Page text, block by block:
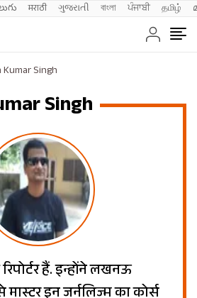
मराठी ગુજરાતી বাংলা ਪੰਜਾਬੀ தமிழ்
Kumar Singh
Singh
हैं. इन्होंने लखनऊ